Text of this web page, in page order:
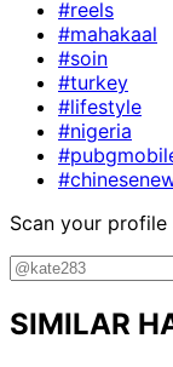
#reels
#mahakaal
#soin
#turkey
#lifestyle
#nigeria
Scan your
SIMILAR